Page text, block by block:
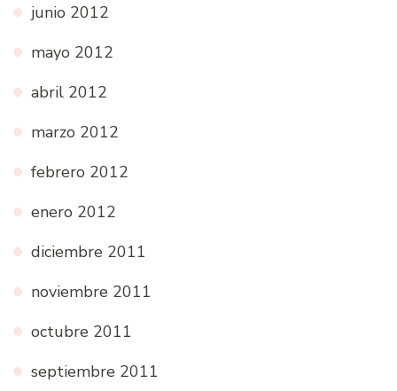
junio 2012
mayo 2012
abril 2012
marzo 2012
febrero 2012
enero 2012
diciembre 2011
noviembre 2011
octubre 2011
septiembre 2011